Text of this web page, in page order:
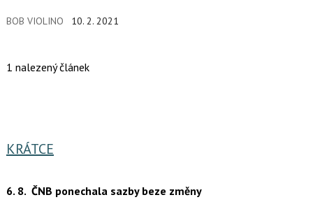
BOB VIOLINO 10. 2. 2021
1 nalezený článek
KRÁTCE
6. 8. ČNB ponechala sazby beze změny